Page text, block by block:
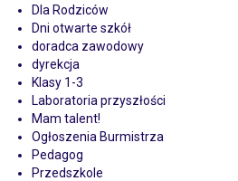
Dla Rodziców
Dni otwarte szkół
doradca zawodowy
dyrekcja
Klasy 1-3
Laboratoria przyszłości
Mam talent!
Ogłoszenia Burmistrza
Pedagog
Przedszkole